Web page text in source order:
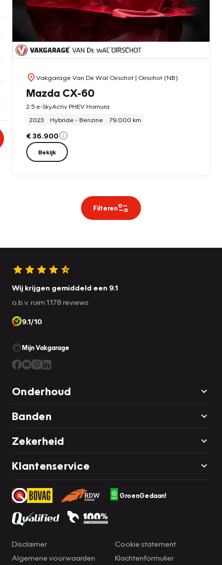
Vakgarage Van De Wal Oirschot| Oirschot (NB)
Mazda CX-60
2.5 e-SkyActiv PHEV Homura
2023
Hybride - Benzine 79.000 km
€ 36.900
Bekijk
Filteren
Wij krijgen gemiddeld een 9.1
o.b.v. ruim 1.178 reviews
9.1/10
Mijn Vakgarage
Onderhoud
Banden
Zekerheid
Klantenservice
GroenGedaan!
Disclaimer
Algemene voorwaarden
Cookie statement
Klachtenformulier